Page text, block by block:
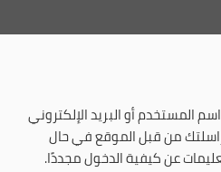
المستخدم أو البريد الإلكتروني
من قبل الموقع في حال
عن كيفية الدخول مجددًا.